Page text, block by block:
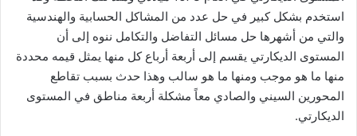
استخدم بشكل كبير في حل عدد من المشاكل الحسابية والهندسية
والتي من أشهرها حل مسائل التفاضل والتكامل ننوه إلى أن
المستوى الديكارتي يقسم إلى أربعة أرباع كل منها يمثل قيمه محددة
منها ما هو موجب ومنها ما هو سالب وهذا حدث بسبب تقاطع
المحورين السيني والصادي معاً مشكلة أربعة مناطق في المستوى
الديكارتي.